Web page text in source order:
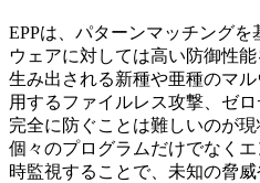
EPPは、パターンマッチング
ウェアに対しては高い防御性
生み出される新種や亜種のマ
用するファイルレス攻撃、ゼ
完全に防ぐことは難しいのが現
個々のプログラムだけでなく
時監視することで、未知の脅